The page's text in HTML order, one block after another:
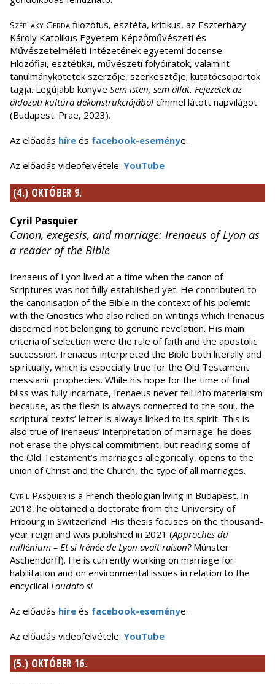
Széplaky Gerda filozófus, esztéta, kritikus, az Eszterházy
Károly Katolikus Egyetem Képzőművészeti és
Művészetelméleti Intézetének egyetemi docense.
Filozófiai, esztétikai, művészeti folyóiratok, valamint
tanulmánykötetek szerzője, szerkesztője; kutatócsoportok
tagja. Legújabb könyve Sem isten, sem állat. Fejezetek az
áldozati kultúra dekonstrukciójából címmel látott napvilágot
(Budapest: Prae, 2023).
Az előadás híre és facebook-eseménye.
Az előadás videofelvétele: YouTube
(4.) OKTÓBER 9.
Cyril Pasquier
Canon, exegesis, and marriage: Irenaeus of Lyon as
a reader of the Bible
Irenaeus of Lyon lived at a time when the canon of
Scriptures was not fully established yet. He contributed to
the canonisation of the Bible in the context of his polemic
with the Gnostics who also relied on writings which Irenaeus
discerned not belonging to genuine revelation. His main
criteria of selection were the rule of faith and the apostolic
succession. Irenaeus interpreted the Bible both literally and
spiritually, which is especially true for the Old Testament
messianic prophecies. While his hope for the time of final
bliss was fully incarnate, Irenaeus never fell into materialism
because, as the flesh is always connected to the soul, the
scriptural texts’ letter is always linked to its spirit. This is
also true of Irenaeus’ interpretation of marriage: he does
not erase the physical commitment, but reading some of
the Old Testament’s marriages allegorically, opens to the
union of Christ and the Church, the type of all marriages.
Cyril Pasquier is a French theologian living in Budapest. In
2018, he obtained a doctorate from the University of
Fribourg in Switzerland. His thesis focuses on the thousand-
year reign and was published in 2021 (Approches du
millénium – Et si Irénée de Lyon avait raison?Münster:
Aschendorff). He is currently working on marriage for
habilitation and on environmental issues in relation to the
encyclical Laudato si
Az előadás híre és facebook-eseménye.
Az előadás videofelvétele: YouTube
(5.) OKTÓBER 16.